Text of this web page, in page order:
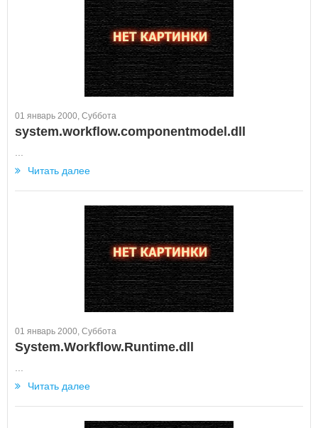
01 январь 2000, Суббота
system.workflow.componentmodel.dll
Читать далее
01 январь 2000, Суббота
System.Workflow.Runtime.dll
Читать далее